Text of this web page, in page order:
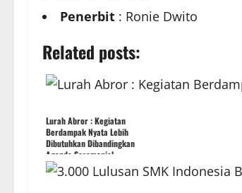
Penerbit : Ronie Dwito
Related posts:
Lurah Abror : Kegiatan
Berdampak Nyata Lebih
Dibutuhkan Dibandingkan
Agenda Seremonial